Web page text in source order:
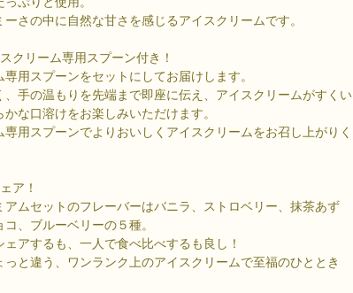
さの中に自然な甘さを感じるアイスクリームです。
クリーム専用スプーン付き！
専用スプーンをセットにしてお届けします。
、手の温もりを先端まで即座に伝え、アイスクリームがすくい
な口溶けをお楽しみいただけます。
専用スプーンでよりおいしくアイスクリームをお召し上がりく
ア！
アムセットのフレーバーはバニラ、ストロベリー、抹茶あず
、ブルーベリーの５種。
アするも、一人で食べ比べするも良し！
っと違う、ワンランク上のアイスクリームで至福のひととき